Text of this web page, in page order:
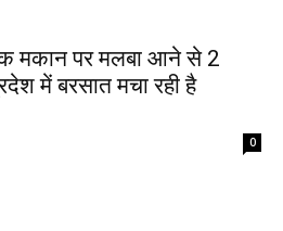
मकान पर मलबा आने से 2
में बरसात मचा रही है
0